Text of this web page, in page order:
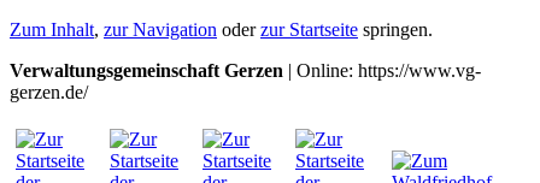
Zum Inhalt, zur Navigation oderzur Startseite springen.
Verwaltungsgemeinschaft Gerzen | Online: https://www.vg-
gerzen.de/